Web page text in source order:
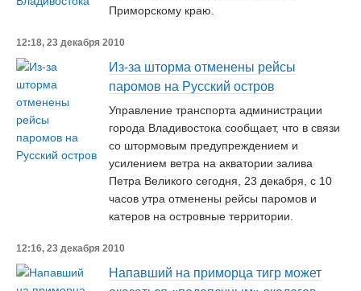
Приморскому краю.
12:18, 23 декабря 2010
Из-за шторма отменены рейсы
паромов на Русский остров
Управление транспорта администрации
города Владивостока сообщает, что в связи
со штормовым предупреждением и
усилением ветра на акватории залива
Петра Великого сегодня, 23 декабря, с 10
часов утра отменены рейсы паромов и
катеров на островные территории.
12:16, 23 декабря 2010
Напавший на приморца тигр может